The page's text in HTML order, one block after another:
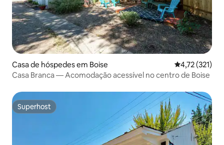
Casa de hóspedes em Boise Classificação
4,72 (321)
Casa Branca — Acomodação acessível no centro de Boise
Superhost
Superhost